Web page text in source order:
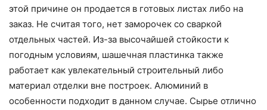
этой причине он продается в готовых листах либо на
заказ. Не считая того, нет заморочек со сваркой
отдельных частей. Из-за высочайшей стойкости к
погодным условиям, шашечная пластинка также
работает как увлекательный строительный либо
материал отделки вне построек. Алюминий в
особенности подходит в данном случае. Сырье отлично